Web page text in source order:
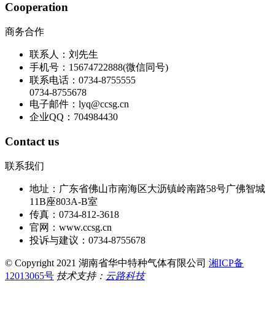
Cooperation
商务合作
联系人：刘先生
手机号：15674722888(微信同号)
联系电话：0734-8755555
0734-8755678
电子邮件：lyq@ccsg.cn
企业QQ：704984430
Contact us
联系我们
地址：广东省佛山市南海区大沥镇岭南路58号广佛智城
11B座803A-B室
传真：0734-812-3618
官网：www.ccsg.cn
投诉与建议：0734-8755678
© Copyright 2021 湖南省华中特种气体有限公司 湘ICP备
12013065号 技术支持： 云路科技